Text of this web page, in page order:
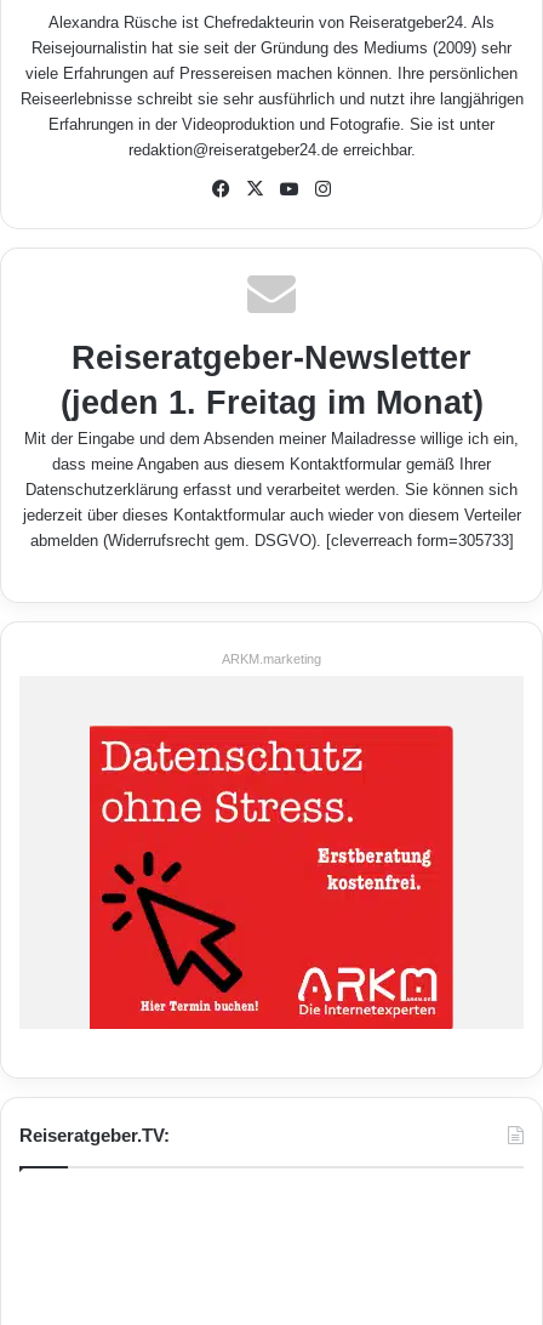
Alexandra Rüsche ist Chefredakteurin von Reiseratgeber24. Als
Reisejournalistin hat sie seit der Gründung des Mediums (2009) sehr
viele Erfahrungen auf Pressereisen machen können. Ihre persönlichen
Reiseerlebnisse schreibt sie sehr ausführlich und nutzt ihre langjährigen
Erfahrungen in der Videoproduktion und Fotografie. Sie ist unter
redaktion@reiseratgeber24.de erreichbar.
Fa
ook
X
Yo
be am
Reiseratgeber-Newsletter
(jeden 1. Freitag im Monat)
Mit der Eingabe und dem Absenden meiner Mailadresse willige ich ein,
dass meine Angaben aus diesem Kontaktformular gemäß Ihrer
Datenschutzerklärung erfasst und verarbeitet werden. Sie können sich
jederzeit über dieses Kontaktformular auch wieder von diesem Verteiler
abmelden (Widerrufsrecht gem. DSGVO). [cleverreach form=305733]
ARKM.marketing
Reiseratgeber.TV: